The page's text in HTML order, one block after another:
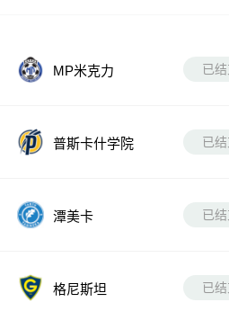
MP米克力 已
普斯卡什学院 已
潭美卡 已
格尼斯坦 已